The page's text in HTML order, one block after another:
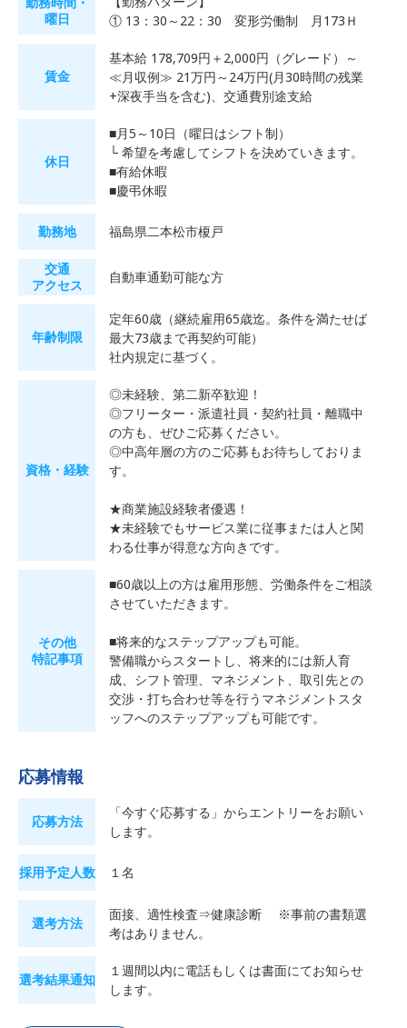
曜日
① 13：30～22：30 変形労働制 月173Ｈ
賃金
基本給 178,709円＋2,000円（グレード）～
≪月収例≫ 21万円～24万円(月30時間の残業
+深夜手当を含む)、交通費別途支給
休日
■月5～10日（曜日はシフト制）
└ 希望を考慮してシフトを決めていきます。
■有給休暇
■慶弔休暇
勤務地 福島県二本松市榎戸
交通
アクセス
自動車通勤可能な方
年齢制限
定年60歳（継続雇用65歳迄。条件を満たせば
最大73歳まで再契約可能）
社内規定に基づく。
資格・経験
◎未経験、第二新卒歓迎！
◎フリーター・派遣社員・契約社員・離職中
の方も、ぜひご応募ください。
◎中高年層の方のご応募もお待ちしておりま
す。
★商業施設経験者優遇！
★未経験でもサービス業に従事または人と関
わる仕事が得意な方向きです。
その他
特記事項
■60歳以上の方は雇用形態、労働条件をご相談
させていただきます。
■将来的なステップアップも可能。
警備職からスタートし、将来的には新人育
成、シフト管理、マネジメント、取引先との
交渉・打ち合わせ等を行うマネジメントスタ
ッフへのステップアップも可能です。
応募情報
応募方法
「今すぐ応募する」からエントリーをお願い
します。
採用予定人数 １名
選考方法
面接、適性検査⇒健康診断 ※事前の書類選
考はありません。
選考結果通知
１週間以内に電話もしくは書面にてお知らせ
します。